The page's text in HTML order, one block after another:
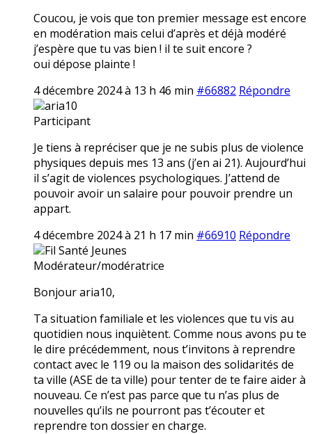
Coucou, je vois que ton premier message est encore
en modération mais celui d’après et déjà modéré
j’espère que tu vas bien ! il te suit encore ?
oui dépose plainte !
4 décembre 2024 à 13 h 46 min #66882 Répondre
aria10
Participant
Je tiens à repréciser que je ne subis plus de violence
physiques depuis mes 13 ans (j’en ai 21). Aujourd’hui
il s’agit de violences psychologiques. J’attend de
pouvoir avoir un salaire pour pouvoir prendre un
appart.
4 décembre 2024 à 21 h 17 min #66910 Répondre
Fil Santé Jeunes
Modérateur/modératrice
Bonjour aria10,
Ta situation familiale et les violences que tu vis au
quotidien nous inquiètent. Comme nous avons pu te
le dire précédemment, nous t’invitons à reprendre
contact avec le 119 ou la maison des solidarités de
ta ville (ASE de ta ville) pour tenter de te faire aider à
nouveau. Ce n’est pas parce que tu n’as plus de
nouvelles qu’ils ne pourront pas t’écouter et
reprendre ton dossier en charge.